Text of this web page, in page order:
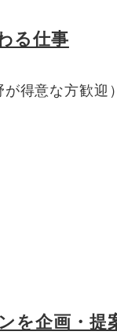
る仕事
得意な方歓迎）
を企画・提